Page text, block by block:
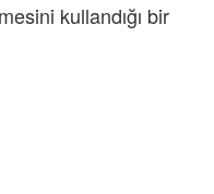
kullandığı bir